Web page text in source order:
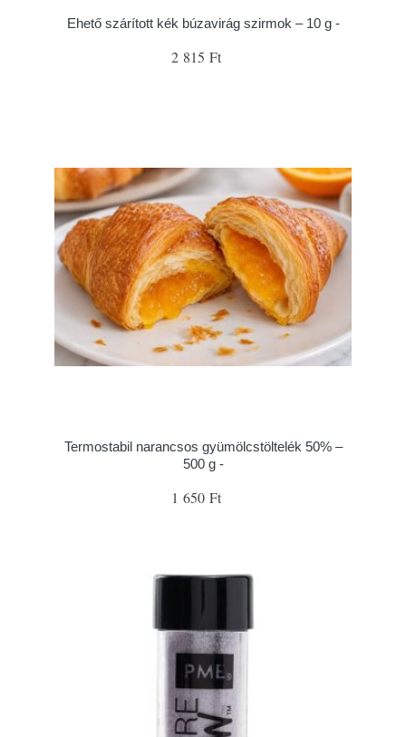
Ehető szárított kék búzavirág szirmok – 10 g -
2 815 Ft
Termostabil narancsos gyümölcstöltelék 50% –
500 g -
1 650 Ft